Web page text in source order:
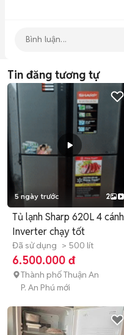
Tin đăng tương tự
5 ngày trước 2
Tủ lạnh Sharp 620L 4 cánh
Inverter chạy tốt
Đã sử dụng > 500 lít
6.500.000 đ
Thành phố Thuận An
P. An Phú mới